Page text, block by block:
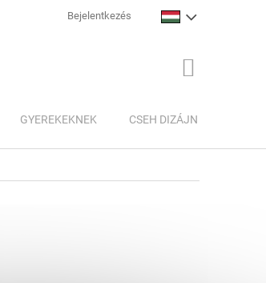
Bejelentkezés
GYEREKEKNEK CSEH DIZÁJN